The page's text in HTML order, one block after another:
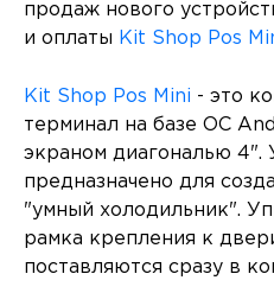
продаж нового
и оплаты Kit Shop Pos
Kit Shop Pos Mini - это
терминал на базе ОС
экраном диагональю 4".
предназначено для
"умный холодильник".
рамка крепления к
поставляются сразу в